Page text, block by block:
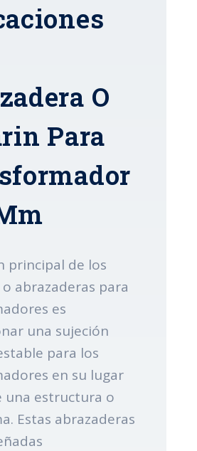
O
Para
principal de los
abrazaderas para
es
una sujeción
para los
en su lugar
una estructura o
Estas abrazaderas